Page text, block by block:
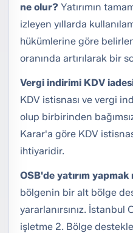
ne olur? Yatırımın
izleyen yıllarda
hükümlerine göre
oranında artırılarak bir
Vergi indirimi KDV
KDV istisnası ve vergi
olup birbirinden
Karar'a göre KDV
ihtiyaridir.
OSB'de yatırım
bölgenin bir alt bölge
yararlanırsınız. İstanbul
işletme 2. Bölge